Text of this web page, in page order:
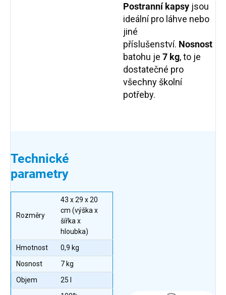
Postranní kapsy jsou
ideální pro láhve nebo
jiné
příslušenství. Nosnost
batohu je 7 kg, to je
dostatečné pro
všechny školní
potřeby.
Technické
parametry
Rozměry
43 x 29 x 20
cm (výška x
šířka x
hloubka)
Hmotnost
0,9 kg
Nosnost
7 kg
Objem
25 l